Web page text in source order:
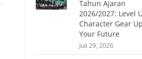
Tahun Ajaran
2026/2027: Level
Character Gear Up
Your Future
Juli 29, 2026